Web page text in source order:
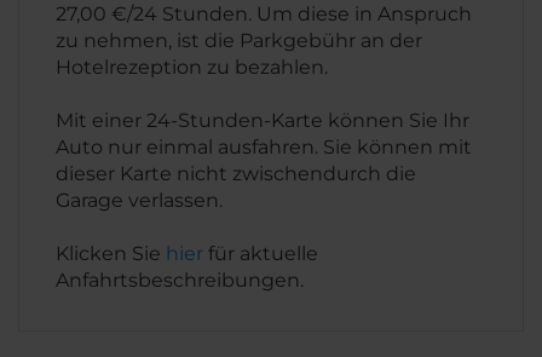
27,00 €/24 Stunden. Um diese in Anspruch
zu nehmen, ist die Parkgebühr an der
Hotelrezeption zu bezahlen.
Mit einer 24-Stunden-Karte können Sie Ihr
Auto nur einmal ausfahren. Sie können mit
dieser Karte nicht zwischendurch die
Garage verlassen.
Klicken Sie hier für aktuelle
Anfahrtsbeschreibungen.